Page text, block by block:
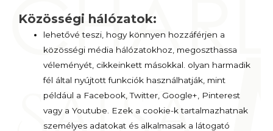
Közösségi hálózatok:
lehetővé teszi, hogy könnyen hozzáférjen a
közösségi média hálózatokhoz, megoszthassa
véleményét, cikkeinkett másokkal. olyan harmadik
fél által nyújtott funkciók használhatják, mint
például a Facebook, Twitter, Google+, Pinterest
vagy a Youtube. Ezek a cookie-k tartalmazhatnak
személyes adatokat és alkalmasak a látogató